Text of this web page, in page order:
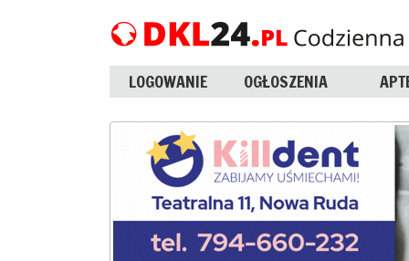
LOGOWANIE OGŁOSZENIA